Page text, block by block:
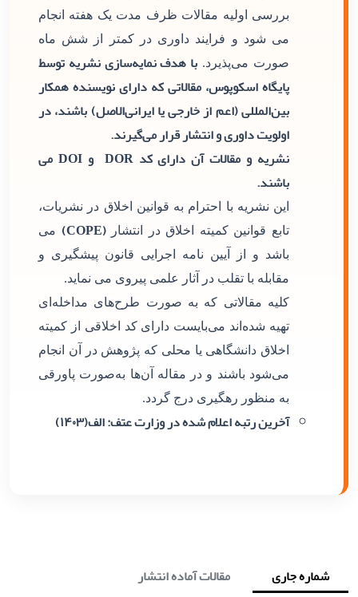
بررسی اولیه مقالات ظرف مدت یک هفته انجام
می شود و فرایند داوری در کمتر از شش ماه
صورت می‌پذیرد. با هدف نمایه‌سازی نشریه توسط
پایگاه اسکوپوس، مقالاتی که دارای نویسنده همکار
بین‌المللی (اعم از خارجی یا ایرانی‌الاصل) باشند، در
اولویت داوری و انتشار قرار می‌گیرند.
نشریه و مقالات آن دارای کد DOR و DOI می
باشند.
این نشریه با احترام به قوانین اخلاق در نشریات،
تابع قوانین کمیته اخلاق در انتشار(COPE)
می
باشد و از آیین نامه اجرایی قانون پیشگیری و
مقابله با تقلب در آثار علمی پیروی می نماید.
کلیه مقالاتی که به صورت طرح‌های مداخله‌ای
تهیه شده‌اند می‌بایست دارای کد اخلاقی از کمیته
اخلاق دانشگاهی یا محلی که پژوهش در آن انجام
می‌شود باشند و در مقاله آن‌ها به‌صورت پاورقی
به منظور رهگیری درج گردد.
آخرین رتبه اعلام شده در وزارت عتف: الف(۱۴۰۳)
شماره جاری
مقالات آماده انتشار